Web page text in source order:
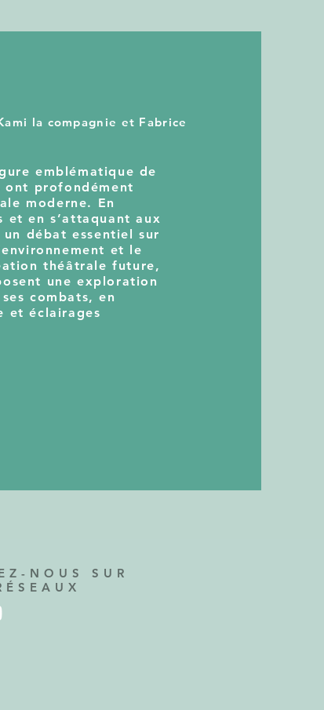
la compagnie et Fabrice
emblématique de
profondément
moderne. En
et en s’attaquant aux
débat essentiel sur
et le
théâtrale future,
une exploration
combats, en
et éclairages
NOUS SUR